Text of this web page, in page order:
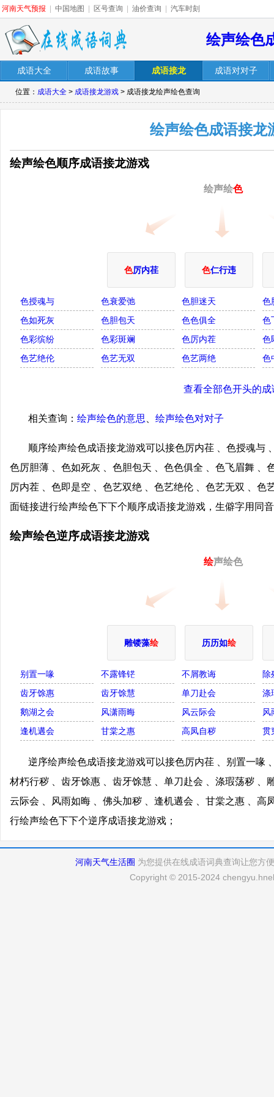
河南天气预报 中国地图 区号查询 油价查询 汽车时刻
绘声绘色
成语大全 成语故事 成语接龙 成语对对子
位置： 成语大全 > 成语接龙游戏 > 成语接龙绘声绘色查询
绘声绘色成语接龙
绘声绘色顺序成语接龙游戏
绘声绘色
色厉内荏 色仁行违
色授魂与 色衰爱弛 色胆迷天
色
色如死灰
色胆包天 色色俱全
色
色彩缤纷
色彩斑斓 色厉内茬
色
色艺绝伦
色艺无双 色艺两绝 色
查看全部色开头的成
相关查询： 绘声绘色的意思 绘声绘色对对子
顺序绘声绘色成语接龙游戏可以接色厉内荏 、色授魂与
色厉胆薄 、色如死灰 、色胆包天 、色色俱全 、色飞眉舞 、
厉内茬 、色即是空 、色艺双绝 、色艺绝伦 、色艺无双 、色
面链接进行绘声绘色下下个顺序成语接龙游戏，生僻字用同
绘声绘色逆序成语接龙游戏
绘声绘色
雕镂藻绘 历历如绘
别置一喙 不露锋铓 不屑教诲
除
齿牙馀惠
齿牙馀慧 单刀赴会
涤
鹅湖之会
风潇雨晦 风云际会
风
逢机遘会
甘棠之惠 高凤自秽 贯
逆序绘声绘色成语接龙游戏可以接色厉内荏 、别置一喙
材朽行秽 、齿牙馀惠 、齿牙馀慧 、单刀赴会 、涤瑕荡秽 、
云际会 、风雨如晦 、佛头加秽 、逢机遘会 、甘棠之惠 、高
行绘声绘色下下个逆序成语接龙游戏；
河南天气生活圈 为您提供在线成语词典查询让您方
Copyright © 2015-2024